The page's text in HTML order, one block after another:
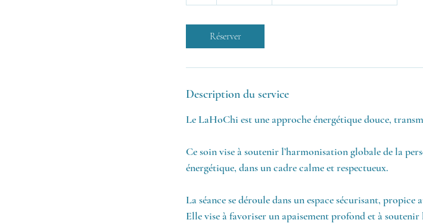
Réserver
Description du service
Le LaHoChi est une approche énergétique douce,
Ce soin vise à soutenir l’harmonisation globale de la
énergétique, dans un cadre calme et respectueux.
La séance se déroule dans un espace sécurisant, propice
Elle vise à favoriser un apaisement profond et à soutenir